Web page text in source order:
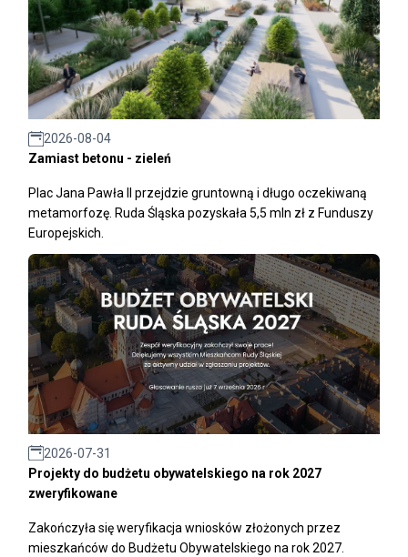
2026-08-04
Zamiast betonu - zieleń
Plac Jana Pawła II przejdzie gruntowną i długo oczekiwaną
metamorfozę. Ruda Śląska pozyskała 5,5 mln zł z Funduszy
Europejskich.
2026-07-31
Projekty do budżetu obywatelskiego na rok 2027
zweryfikowane
Zakończyła się weryfikacja wniosków złożonych przez
mieszkańców do Budżetu Obywatelskiego na rok 2027.